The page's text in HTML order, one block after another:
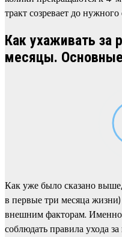
тракт созревает до нужного
Как ухаживать за
месяцы.
Как уже было сказано
в первые три месяца
внешним факторам. Именно
соблюдать правила ухода